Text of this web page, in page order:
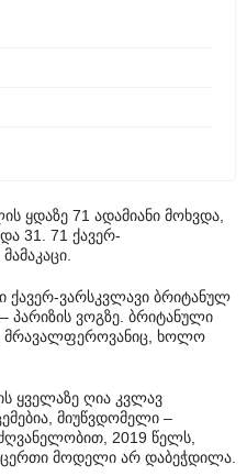
ყდაზე 71 ადამიანი მოხვდა,
31. 71 ქავერ-
ქავერ-ვარსკვლავი ბრიტანულ
პარიზის ვოგზე. ბრიტანული
მრავალფეროვანიც, ხოლო
ყველაზე ღია კვლავ
მიუწვდომელი –
2019 წელს,
მოდელი არ დაბეჭდილა.